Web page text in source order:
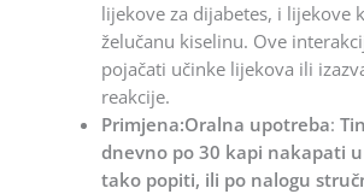
lijekove za dijabetes, i lijekove
želučanu kiselinu. Ove
pojačati učinke lijekova ili
reakcije.
Primjena:Oralna upotreba:
dnevno po 30 kapi nakapati
tako popiti, ili po nalogu